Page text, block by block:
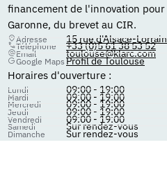
financement de l'innovation
Garonne, du brevet au CIR.
Adresse 15 rue d'Alsace-
Téléphone +33 (0)5 61 38 53 52
Email toulouse@klarc.com
Google Maps Profil de Toulouse
Horaires d'ouverture :
Lundi 09:00 - 19:00
Mardi 09:00 - 19:00
Mercredi 09:00 - 19:00
Jeudi 09:00 - 19:00
Vendredi 09:00 - 19:00
Samedi Sur rendez-vous
Dimanche Sur rendez-vous